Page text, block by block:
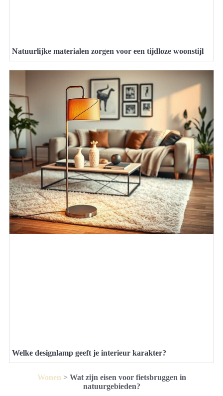
Natuurlijke materialen zorgen voor een tijdloze woonstijl
Welke designlamp geeft je interieur karakter?
Wonen > Wat zijn eisen voor fietsbruggen in
natuurgebieden?